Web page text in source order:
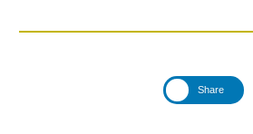
Share